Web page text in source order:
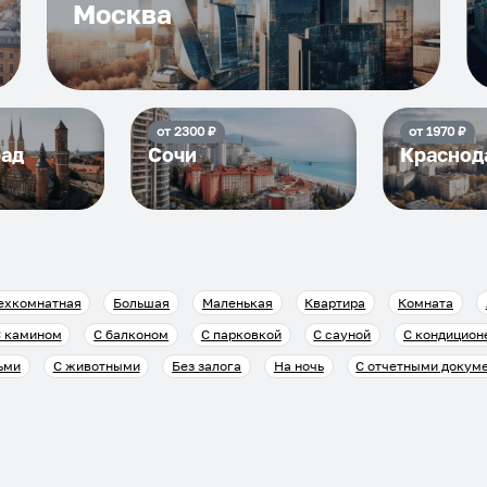
Москва
от 2300₽
Сочи
от 1970₽
Большая Маленькая Квартира Комната
камином С балконом С парковкой С сауной
С
С животными Без залога На ночь С отчетными